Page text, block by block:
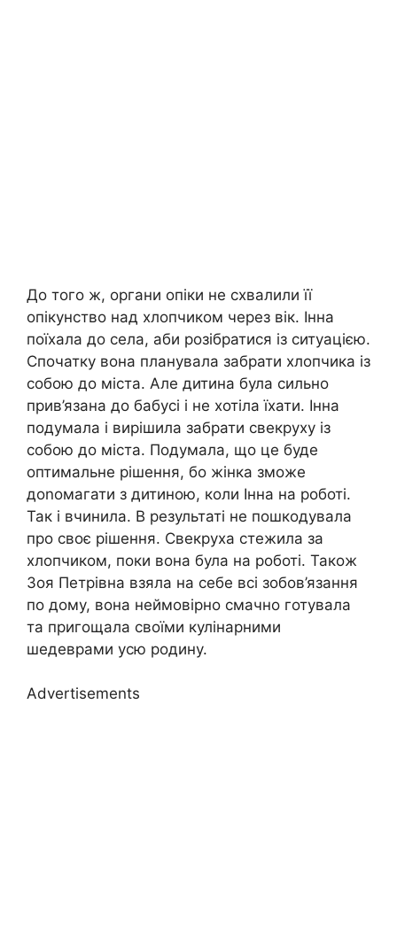
До того ж, органи опіки не схвалили її
опікунство над хлопчиком через вік. Інна
поїхала до села, аби розібратися із ситуацією.
Спочатку вона планувала забрати хлопчика із
собою до міста. Але дитина була сильно
прив’язана до бабусі і не хотіла їхати. Інна
подумала і вирішила забрати свекруху із
собою до міста. Подумала, що це буде
оптимальне рішення, бо жінка зможе
доnомагати з дитиною, коли Інна на роботі.
Так і вчинила. В результаті не пошкодувала
про своє рішення. Свекруха стежила за
хлопчиком, поки вона була на роботі. Також
Зоя Петрівна взяла на себе всі зобов’язання
по дому, вона неймовірно смачно готувала
та пригощала своїми кулінарними
шедеврами усю родину.
Advertisements